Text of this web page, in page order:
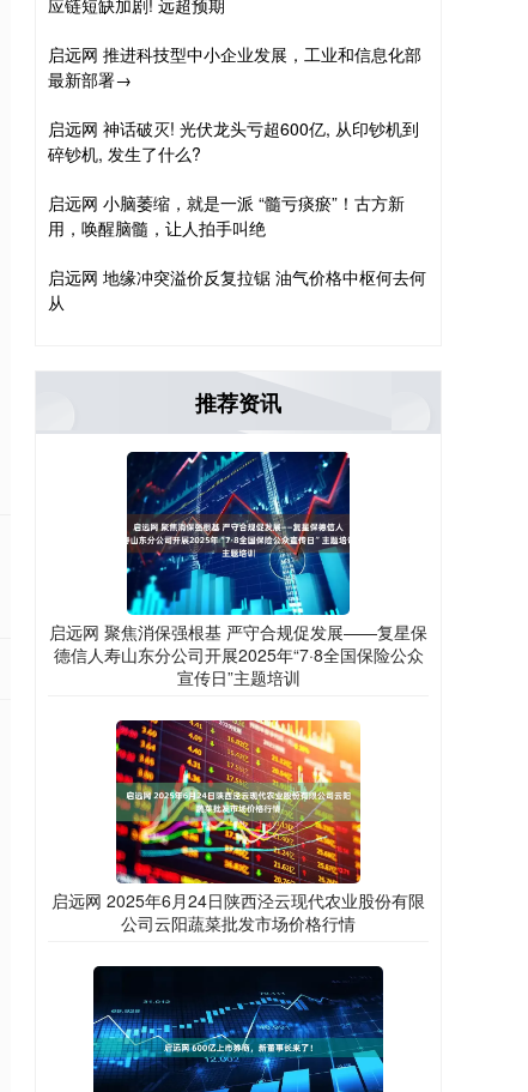
应链短缺加剧! 远超预期
启远网 推进科技型中小企业发展，工业和信息化部
最新部署→
启远网 神话破灭! 光伏龙头亏超600亿, 从印钞机到
碎钞机, 发生了什么?
启远网 小脑萎缩，就是一派 “髓亏痰瘀”！古方新
用，唤醒脑髓，让人拍手叫绝
启远网 地缘冲突溢价反复拉锯 油气价格中枢何去何
从
推荐资讯
启远网 聚焦消保强根基 严守合规促发展——复星保
德信人寿山东分公司开展2025年“7·8全国保险公众
宣传日”主题培训
启远网 2025年6月24日陕西泾云现代农业股份有限
公司云阳蔬菜批发市场价格行情